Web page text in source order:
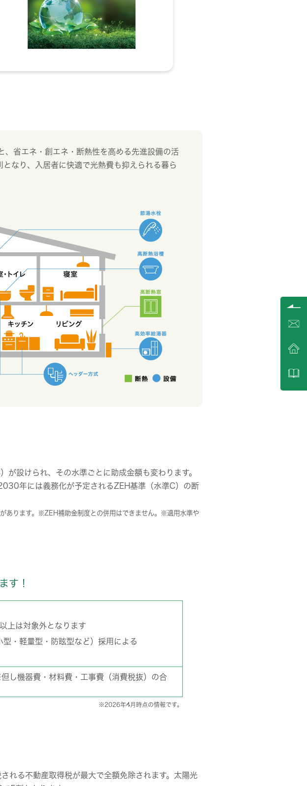
、省エネ・創エネ・断熱性を高める先進設備の活
なり、入居者に快適で光熱費も抑えられる暮ら
設けられ、その水準ごとに助成金額も変わります。
年には義務化が予定されるZEH基準（水準C）の断
あります。 ※ZEH補助金制度との併用はできません。 ※適用水準や
す！
は対象外となります
・軽量型・防眩型など）採用による
機器費・材料費・工事費（消費税抜）の合
※2026年4月時点の情報です。
れる不動産取得税が最大で全額免除されます。太陽光